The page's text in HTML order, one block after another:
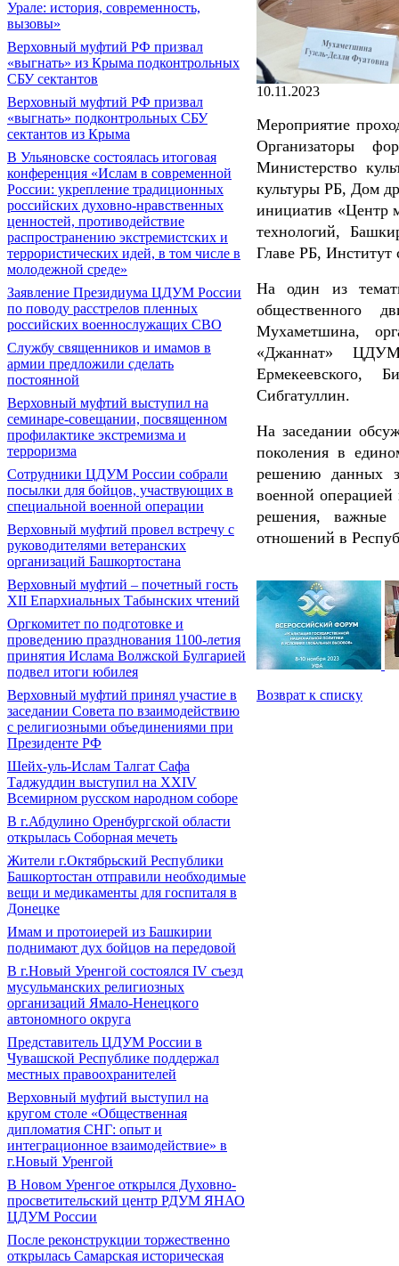
Урале: история, современность,
вызовы»
Верховный муфтий РФ призвал
«выгнать» из Крыма подконтрольных
СБУ сектантов
Верховный муфтий РФ призвал
«выгнать» подконтрольных СБУ
сектантов из Крыма
В Ульяновске состоялась итоговая
конференция «Ислам в современной
России: укрепление традиционных
российских духовно-нравственных
ценностей, противодействие
распространению экстремистских и
террористических идей, в том числе в
молодежной среде»
Заявление Президиума ЦДУМ России
по поводу расстрелов пленных
российских военнослужащих СВО
Службу священников и имамов в
армии предложили сделать
постоянной
Верховный муфтий выступил на
семинаре-совещании, посвященном
профилактике экстремизма и
терроризма
Сотрудники ЦДУМ России собрали
посылки для бойцов, участвующих в
специальной военной операции
Верховный муфтий провел встречу с
руководителями ветеранских
организаций Башкортостана
Верховный муфтий – почетный гость
ХII Епархиальных Табынских чтений
Оргкомитет по подготовке и
проведению празднования 1100-летия
принятия Ислама Волжской Булгарией
подвел итоги юбилея
Верховный муфтий принял участие в
заседании Совета по взаимодействию
с религиозными объединениями при
Президенте РФ
Шейх-уль-Ислам Талгат Сафа
Таджуддин выступил на XXIV
Всемирном русском народном соборе
В г.Абдулино Оренбургской области
открылась Соборная мечеть
Жители г.Октябрьский Республики
Башкортостан отправили необходимые
вещи и медикаменты для госпиталя в
Донецке
Имам и протоиерей из Башкирии
поднимают дух бойцов на передовой
В г.Новый Уренгой состоялся IV съезд
мусульманских религиозных
организаций Ямало-Ненецкого
автономного округа
Представитель ЦДУМ России в
Чувашской Республике поддержал
местных правоохранителей
Верховный муфтий выступил на
кругом столе «Общественная
дипломатия СНГ: опыт и
интеграционное взаимодействие» в
г.Новый Уренгой
В Новом Уренгое открылся Духовно-
просветительский центр РДУМ ЯНАО
ЦДУМ России
После реконструкции торжественно
открылась Самарская историческая
10.11.2023
Мероприятие
Организаторы
Министерство
культуры РБ, Дом
инициатив «Центр
технологий,
Главе РБ, Институт
На один из
общественного
Мухаметшина,
«Джаннат»
Ермекеевского,
Сибгатуллин.
На заседании
поколения в
решению данных
военной
решения, важные
отношений в
Возврат к списку